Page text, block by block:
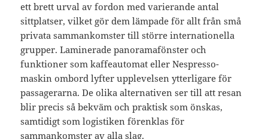
ett brett urval av fordon med varierande antal
sittplatser, vilket gör dem lämpade för allt från små
privata sammankomster till större internationella
grupper. Laminerade panoramafönster och
funktioner som kaffeautomat eller Nespresso-
maskin ombord lyfter upplevelsen ytterligare för
passagerarna. De olika alternativen ser till att resan
blir precis så bekväm och praktisk som önskas,
samtidigt som logistiken förenklas för
sammankomster av alla slag.